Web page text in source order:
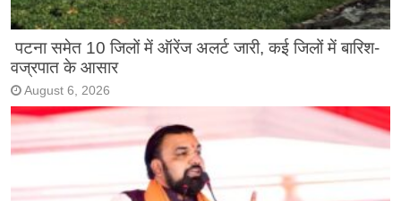
पटना समेत 10 जिलों में ऑरेंज अलर्ट जारी, कई जिलों में बारिश-
वज्रपात के आसार
August 6, 2026